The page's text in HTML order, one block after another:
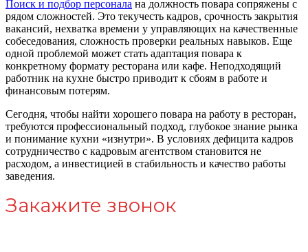
Поиск и подбор персонала на должность повара сопряжены с
рядом сложностей. Это текучесть кадров, срочность закрытия
вакансий, нехватка времени у управляющих на качественные
собеседования, сложность проверки реальных навыков. Еще
одной проблемой может стать адаптация повара к
конкретному формату ресторана или кафе. Неподходящий
работник на кухне быстро приводит к сбоям в работе и
финансовым потерям.
Сегодня, чтобы найти хорошего повара на работу в ресторан,
требуются профессиональный подход, глубокое знание рынка
и понимание кухни «изнутри». В условиях дефицита кадров
сотрудничество с кадровым агентством становится не
расходом, а инвестицией в стабильность и качество работы
заведения.
Закажите звонок